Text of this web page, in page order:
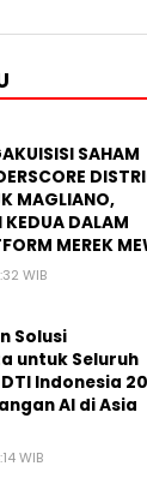
SAHAM
MAGLIANO,
KEDUA DALAM
MEREK
WIB
Solusi
untuk Seluruh
Indonesia
AI di Asia
WIB